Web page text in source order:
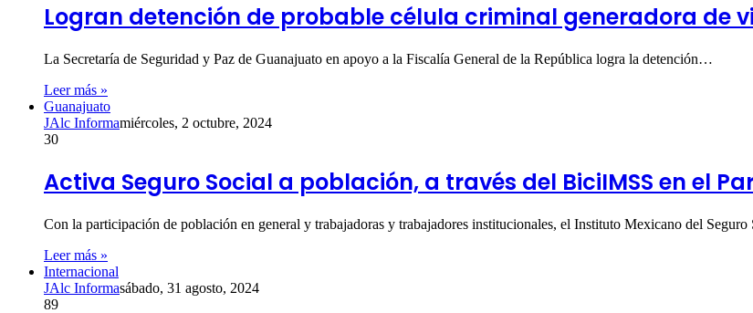
Logran detención de probable célula criminal generadora de
La Secretaría de Seguridad y Paz de Guanajuato en apoyo a la Fiscalía General de la República logra la detención…
Leer más »
Guanajuato
JAlc Informamiércoles, 2 octubre, 2024
30
Activa Seguro Social a población, a través del BiciIMSS en el
Con la participación de población en general y trabajadoras y trabajadores institucionales, el Instituto Mexicano del
Leer más »
Internacional
JAlc Informasábado, 31 agosto, 2024
89